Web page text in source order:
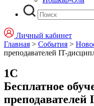
Личный кабинет
Главная > События >
преподавателей IT-
1С
Бесплатное